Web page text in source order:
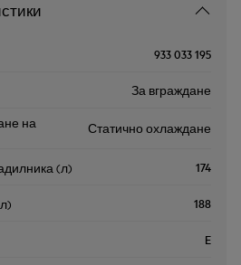
933 033 195
За вграждане
на Статично охлаждане
(л) 174
188
E